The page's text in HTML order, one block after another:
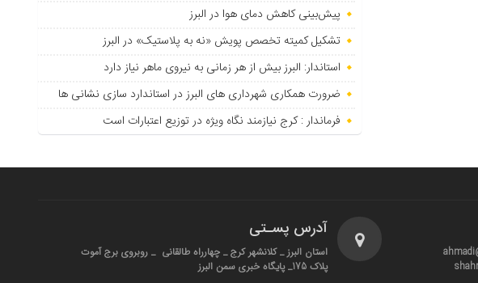
پیش‌بینی کاهش دمای هوا در البرز
تشکیل کمیته تخصص پویش «نه به پلاستیک» در البرز
استاندار: البرز بیش از هر زمانی به نیروی ماهر نیاز دارد
ضرورت همکاری شهرداری های البرز در استاندارد سازی نشانی ها
فرماندار : کرج نیازمند نگاه ویژه در توزیع اعتبارات است
آدرس پسـتی
استان البرز _ کلانشهر کرج _ چهارراه طالقانی _ روبروی برج آموت
پلاک 175_ پایگاه خبری سمن البرز